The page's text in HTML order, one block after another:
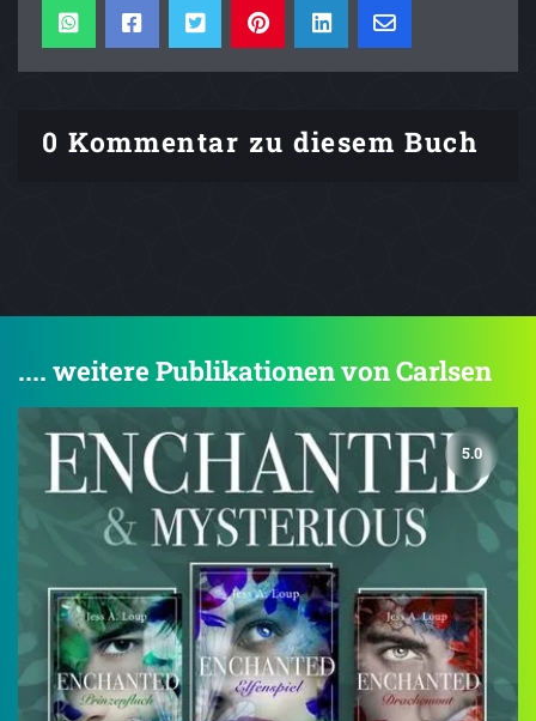
0 Kommentar zu diesem Buch
.... weitere Publikationen von Carlsen
5.0